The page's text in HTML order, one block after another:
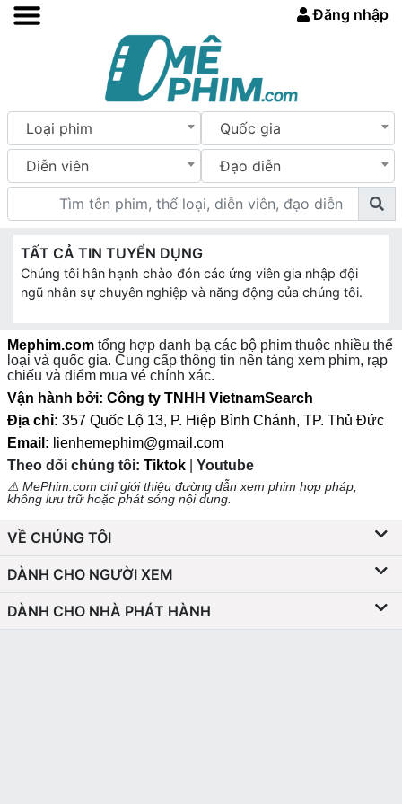
Đăng nhập
Loại phim Quốc gia
Diễn viên Đạo diễn
TẤT CẢ TIN TUYỂN DỤNG
Chúng tôi hân hạnh chào đón các ứng viên gia nhập đội
ngũ nhân sự chuyên nghiệp và năng động của chúng tôi.
Mephim.com tổng hợp danh bạ các bộ phim thuộc nhiều thể
loại và quốc gia. Cung cấp thông tin nền tảng xem phim, rạp
chiếu và điểm mua vé chính xác.
Vận hành bởi: Công ty TNHH VietnamSearch
Địa chỉ: 357 Quốc Lộ 13, P. Hiệp Bình Chánh, TP. Thủ Đức
Email: lienhemephim@gmail.com
Theo dõi chúng tôi: Tiktok Youtube
⚠️ MePhim.com chỉ giới thiệu đường dẫn xem phim hợp pháp,
không lưu trữ hoặc phát sóng nội dung.
VỀ CHÚNG TÔI
DÀNH CHO NGƯỜI XEM
DÀNH CHO NHÀ PHÁT HÀNH